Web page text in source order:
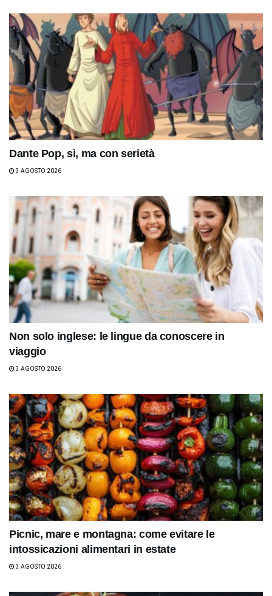
Dante Pop, sì, ma con serietà
3 AGOSTO 2026
Non solo inglese: le lingue da conoscere in
viaggio
3 AGOSTO 2026
Picnic, mare e montagna: come evitare le
intossicazioni alimentari in estate
3 AGOSTO 2026